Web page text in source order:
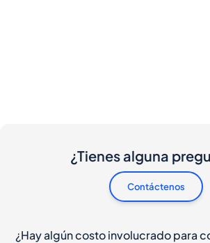
¿Tienes alguna
Contáctenos
¿Hay algún costo involucrado para